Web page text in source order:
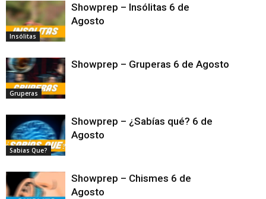
Insólitas
Showprep – Insólitas 6 de
Agosto
Gruperas
Showprep – Gruperas 6 de Agosto
Sabias Que?
Showprep – ¿Sabías qué? 6 de
Agosto
Showprep – Chismes 6 de
Agosto